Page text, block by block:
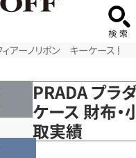
ィアーノリボン キーケース 財
PRADA プラ
ケース 財布
取実績